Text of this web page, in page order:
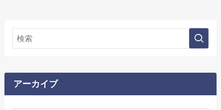
アーカイブ